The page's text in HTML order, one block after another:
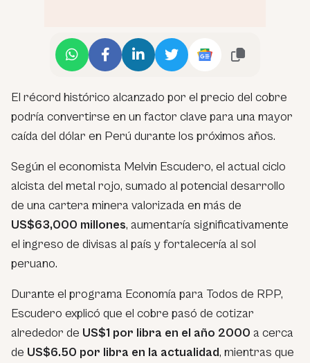
El récord histórico alcanzado por el precio del cobre
podría convertirse en un factor clave para una mayor
caída del dólar en Perú durante los próximos años.
Según el economista Melvin Escudero, el actual ciclo
alcista del metal rojo, sumado al potencial desarrollo
de una cartera minera valorizada en más de
US$63,000 millones, aumentaría significativamente
el ingreso de divisas al país y fortalecería al sol
peruano.
Durante el programa Economía para Todos de RPP,
Escudero explicó que el cobre pasó de cotizar
alrededor de US$1 por libra en el año 2000 a cerca
de US$6.50 por libra en la actualidad, mientras que